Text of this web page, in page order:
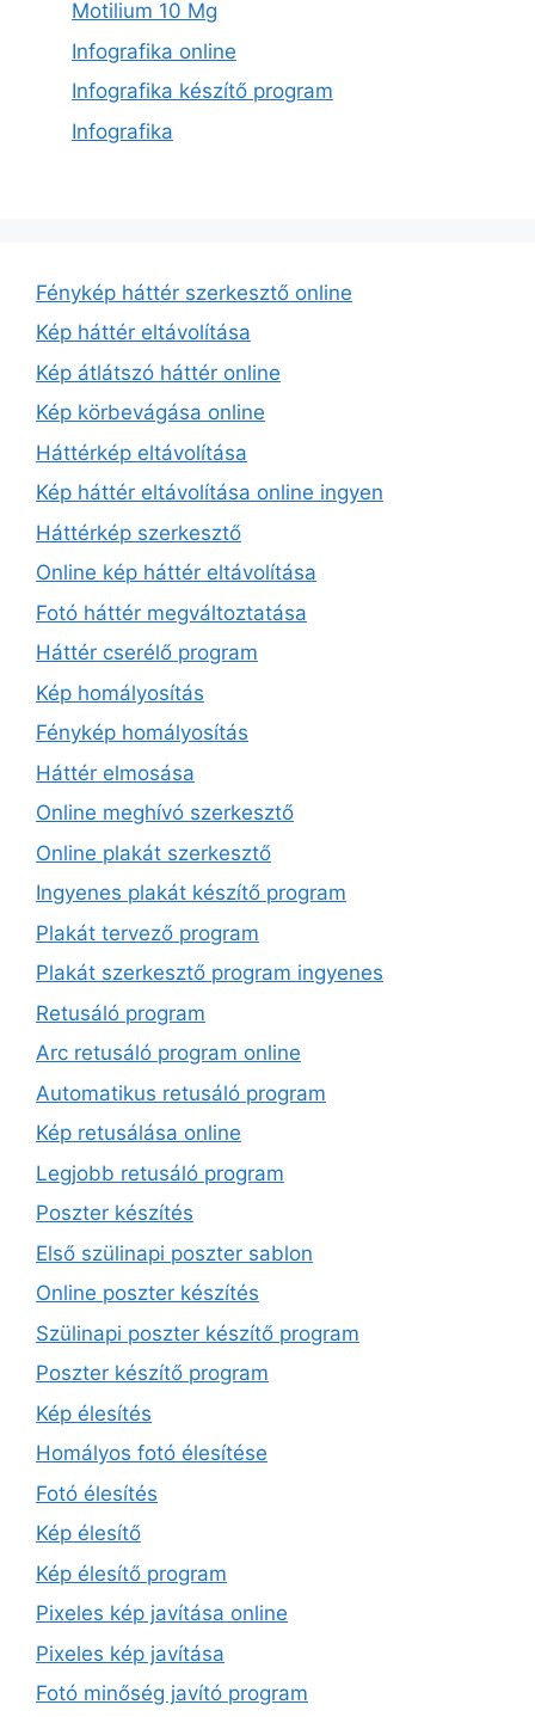
Motilium 10 Mg
Infografika online
Infografika készítő program
Infografika
Fénykép háttér szerkesztő online
Kép háttér eltávolítása
Kép átlátszó háttér online
Kép körbevágása online
Háttérkép eltávolítása
Kép háttér eltávolítása online ingyen
Háttérkép szerkesztő
Online kép háttér eltávolítása
Fotó háttér megváltoztatása
Háttér cserélő program
Kép homályosítás
Fénykép homályosítás
Háttér elmosása
Online meghívó szerkesztő
Online plakát szerkesztő
Ingyenes plakát készítő program
Plakát tervező program
Plakát szerkesztő program ingyenes
Retusáló program
Arc retusáló program online
Automatikus retusáló program
Kép retusálása online
Legjobb retusáló program
Poszter készítés
Első szülinapi poszter sablon
Online poszter készítés
Szülinapi poszter készítő program
Poszter készítő program
Kép élesítés
Homályos fotó élesítése
Fotó élesítés
Kép élesítő
Kép élesítő program
Pixeles kép javítása online
Pixeles kép javítása
Fotó minőség javító program